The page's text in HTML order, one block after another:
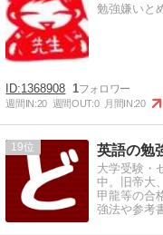
勉強嫌いと
1368908 1
週間IN:20 週間OUT:0 月間IN:20
19 英語の勉
大学受験・
中。旧帝大
甲龍等の合
強法や参考